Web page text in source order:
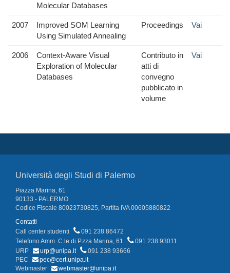
Molecular Databases
2007
Improved SOM Learning
Using Simulated Annealing
Proceedings Vai
2006
Context-Aware Visual
Exploration of Molecular
Databases
Contributo in
atti di
convegno
pubblicato in
volume
Vai
Università degli Studi di Palermo
Piazza Marina, 61
90133 - PALERMO
Codice Fiscale 80023730825, Partita IVA 00605880822
Contatti
Call center studenti
091 238 86472
Telefono Amm. C.le di P.zza Marina, 61
091 238 93011
URP
urp@unipa.it
091 238 93666
PEC
pec@cert.unipa.it
Webmaster
webmaster@unipa.it